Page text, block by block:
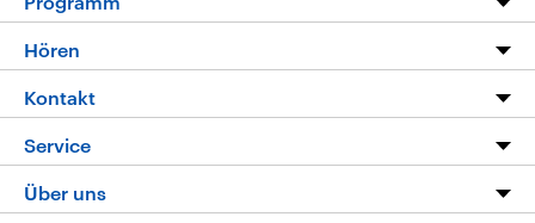
Programm
Die Nachrichten
Nachrichtenleicht
Neue Beiträge auf dlf.de
Hören
Livestream
Podcasts
Deutschlandfunk App
Kontakt
Hörerservice
Service
FAQ
Über uns